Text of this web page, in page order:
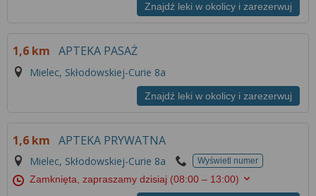
Znajdź leki w okolicy i zarezerwuj
1,6 km APTEKA PASAŻ
Mielec, Skłodowskiej-Curie 8a
Znajdź leki w okolicy i zarezerwuj
1,6 km APTEKA PRYWATNA
Mielec, Skłodowskiej-Curie 8a Wyświetl numer
Zamknięta, zapraszamy dzisiaj (08:00 – 13:00)